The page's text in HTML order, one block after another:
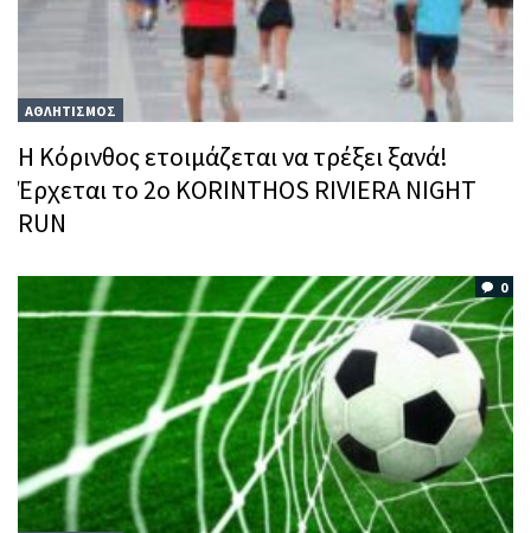
ΑΘΛΗΤΙΣΜΟΣ
Η Κόρινθος ετοιμάζεται να τρέξει ξανά!
Έρχεται το 2ο KORINTHOS RIVIERA NIGHT
RUN
0